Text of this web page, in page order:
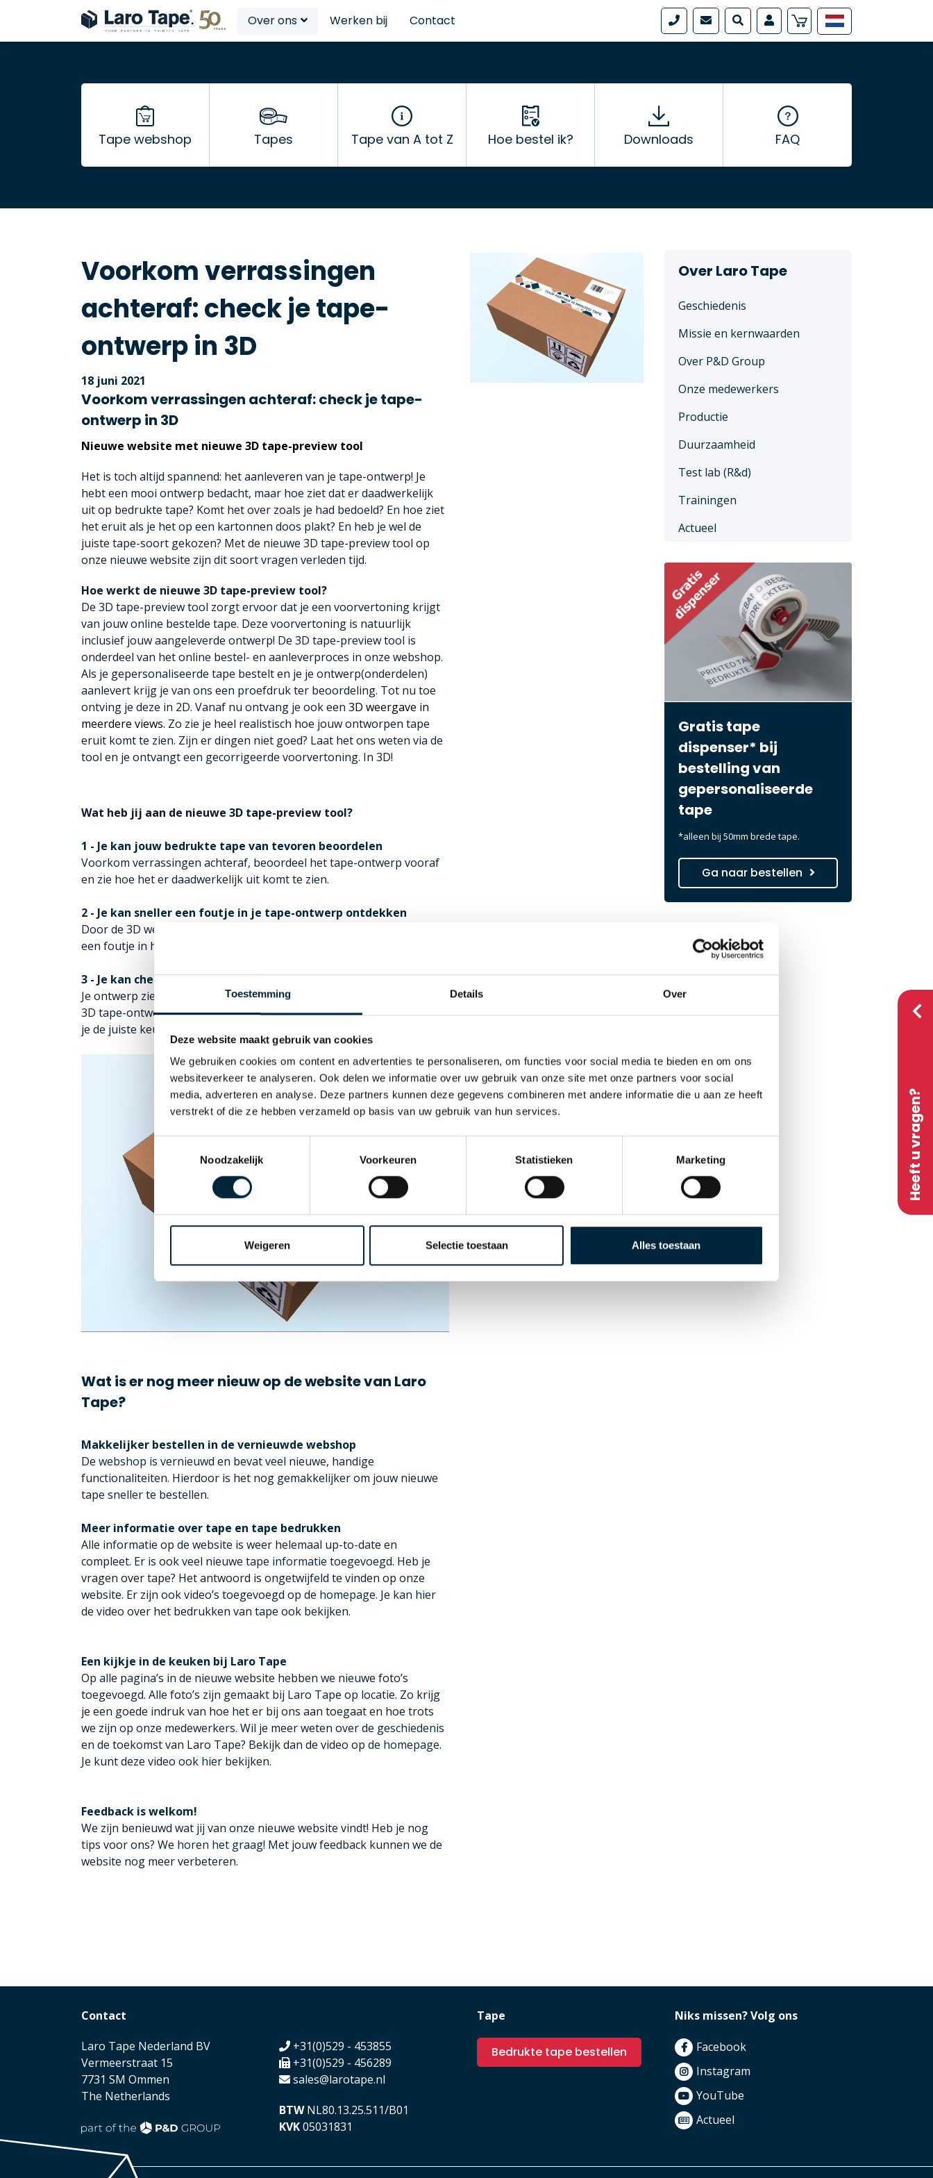
Toestemming Details Over
Deze website maakt gebruik van cookies
We gebruiken cookies om content en advertenties te personaliseren, om functies voor social media te bieden en om ons
websiteverkeer te analyseren. Ook delen we informatie over uw gebruik van onze site met onze partners voor social
media, adverteren en analyse. Deze partners kunnen deze gegevens combineren met andere informatie die u aan ze heeft
verstrekt of die ze hebben verzameld op basis van uw gebruik van hun services.
Noodzakelijk
Voorkeuren Statistieken Marketing
Weigeren Selectie toestaan Alles toestaan
Heeft u vragen?
Over ons Werken bij Contact
Tape webshop Tapes Tape van A tot Z Hoe bestel ik? Downloads FAQ
Voorkom verrassingen
achteraf: check je tape-
ontwerp in 3D
18 juni 2021
Voorkom verrassingen achteraf: check je tape-
ontwerp in 3D
Nieuwe website met nieuwe 3D tape-preview tool
Het is toch altijd spannend: het aanleveren van je tape-ontwerp! Je
hebt een mooi ontwerp bedacht, maar hoe ziet dat er daadwerkelijk
uit op bedrukte tape? Komt het over zoals je had bedoeld? En hoe ziet
het eruit als je het op een kartonnen doos plakt? En heb je wel de
juiste tape-soort gekozen? Met de nieuwe 3D tape-preview tool op
onze nieuwe website zijn dit soort vragen verleden tijd.
Hoe werkt de nieuwe 3D tape-preview tool?
De 3D tape-preview tool zorgt ervoor dat je een voorvertoning krijgt
van jouw online bestelde tape. Deze voorvertoning is natuurlijk
inclusief jouw aangeleverde ontwerp! De 3D tape-preview tool is
onderdeel van het online bestel- en aanleverproces in onze webshop.
Als je gepersonaliseerde tape bestelt en je je ontwerp(onderdelen)
aanlevert krijg je van ons een proefdruk ter beoordeling. Tot nu toe
ontving je deze in 2D. Vanaf nu ontvang je ook een 3D weergave in
meerdere views. Zo zie je heel realistisch hoe jouw ontworpen tape
eruit komt te zien. Zijn er dingen niet goed? Laat het ons weten via de
tool en je ontvangt een gecorrigeerde voorvertoning. In 3D!
Wat heb jij aan de nieuwe 3D tape-preview tool?
1 - Je kan jouw bedrukte tape van tevoren beoordelen
Voorkom verrassingen achteraf, beoordeel het tape-ontwerp vooraf
en zie hoe het er daadwerkelijk uit komt te zien.
2 - Je kan sneller een foutje in je tape-ontwerp ontdekken
Door de 3D weergave zie sneller als er iets niet goed staat of als er
een foutje in het ontwerp zit. Voorkomen is beter dan genezen!
3 - Je kan checken of je de juiste tape-soort hebt gekozen
Je ontwerp ziet erop papieren tape anders uit dan op PVC-tape. In de
3D tape-ontwerp tool kan je dit goed beoordelen en weet je zeker of
je de juiste keuze hebt gemaakt.
Wat is er nog meer nieuw op de website van Laro
Tape?
Makkelijker bestellen in de vernieuwde webshop
De webshop is vernieuwd en bevat veel nieuwe, handige
functionaliteiten. Hierdoor is het nog gemakkelijker om jouw nieuwe
tape sneller te bestellen.
Meer informatie over tape en tape bedrukken
Alle informatie op de website is weer helemaal up-to-date en
compleet. Er is ook veel nieuwe tape informatie toegevoegd. Heb je
vragen over tape? Het antwoord is ongetwijfeld te vinden op onze
website. Er zijn ook video’s toegevoegd op de homepage. Je kan hier
de video over het bedrukken van tape ook bekijken.
Een kijkje in de keuken bij Laro Tape
Op alle pagina’s in de nieuwe website hebben we nieuwe foto’s
toegevoegd. Alle foto’s zijn gemaakt bij Laro Tape op locatie. Zo krijg
je een goede indruk van hoe het er bij ons aan toegaat en hoe trots
we zijn op onze medewerkers. Wil je meer weten over de geschiedenis
en de toekomst van Laro Tape? Bekijk dan de video op de homepage.
Je kunt deze video ook hier bekijken.
Feedback is welkom!
We zijn benieuwd wat jij van onze nieuwe website vindt! Heb je nog
tips voor ons? We horen het graag! Met jouw feedback kunnen we de
website nog meer verbeteren.
Over Laro Tape
Geschiedenis
Missie en kernwaarden
Over P&D Group
Onze medewerkers
Productie
Duurzaamheid
Test lab (R&d)
Trainingen
Actueel
Gratis tape
dispenser* bij
bestelling van
gepersonaliseerde
tape
*alleen bij 50mm brede tape.
Ga naar bestellen
Contact
Laro Tape Nederland BV
Vermeerstraat 15
7731 SM Ommen
The Netherlands
+31(0)529 - 453855
+31(0)529 - 456289
sales@larotape.nl
BTWNL80.13.25.511/B01
KVK05031831
Tape
Bedrukte tape bestellen
Niks missen? Volg ons
Facebook
Instagram
YouTube
Actueel